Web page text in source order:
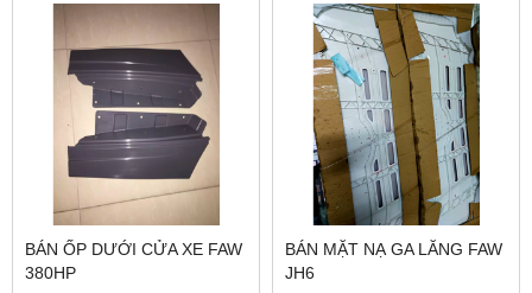
BÁN ỐP DƯỚI CỬA XE FAW
380HP
BÁN MẶT NẠ GA LĂNG FAW
JH6